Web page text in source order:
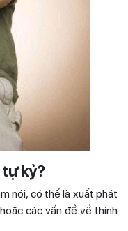
tự kỷ?
nói, có thể là xuất phát
các vấn đề về thính